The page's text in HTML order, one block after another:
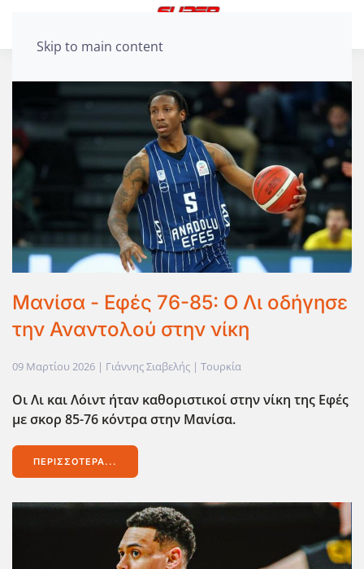
Skip to main content
Μανίσα - Εφές 76-85: Ο Λι οδήγησε
την Αναντολού στην νίκη
09 Μαρτίου 2026 | Γιάννης Σιαβελής | Τουρκία
Οι Λι και Λόιντ ήταν καθοριστικοί στην νίκη της Εφές
με σκορ 85-76 κόντρα στην Μανίσα.
ΠΕΡΙΣΣΌΤΕΡΑ...